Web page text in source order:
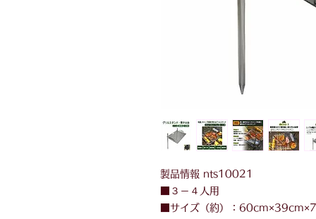
製品情報 nts10021
■３－４人用
■サイズ（約）：